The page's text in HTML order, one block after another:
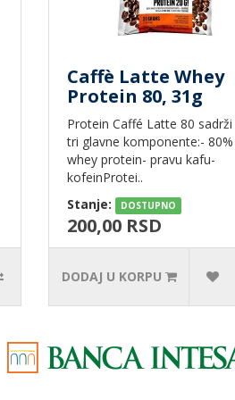
Caffè Latte Whey
Protein 80, 31g
Protein Caffé Latte 80
tri glavne komponente:- 80%
whey protein- pravu kafu-
kofeinProtei..
Stanje:
DOSTUPNO
200,00 RSD
DODAJ U KORPU